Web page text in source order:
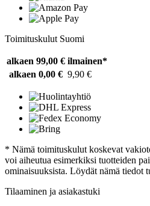
Toimituskulut Suomi
alkaen 99,00 € ilmainen*
alkaen 0,00 € 9,90 €
* Nämä toimituskulut koskevat
voi aiheutua esimerkiksi tuotteiden
ominaisuuksista. Löydät nämä tiedot
Tilaaminen ja asiakastuki